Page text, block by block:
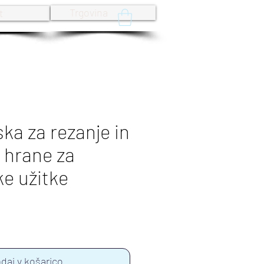
Trgovina
za rezanje in
za
užitke
v košarico